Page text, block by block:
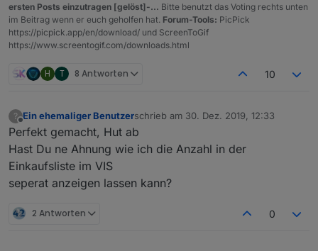
ersten Posts einzutragen [gelöst]-... Bitte benutzt das Voting rechts unten
im Beitrag wenn er euch geholfen hat. Forum-Tools: PicPick
https://picpick.app/en/download/ und ScreenToGif
https://www.screentogif.com/downloads.html
H T 8 Antworten 10
?
Offline
Ein ehemaliger Benutzerschrieb am 30. Dez. 2019, 12:33
zuletzt editiert von
Perfekt gemacht, Hut ab
Hast Du ne Ahnung wie ich die Anzahl in der
Einkaufsliste im VIS
seperat anzeigen lassen kann?
2 Antworten 0